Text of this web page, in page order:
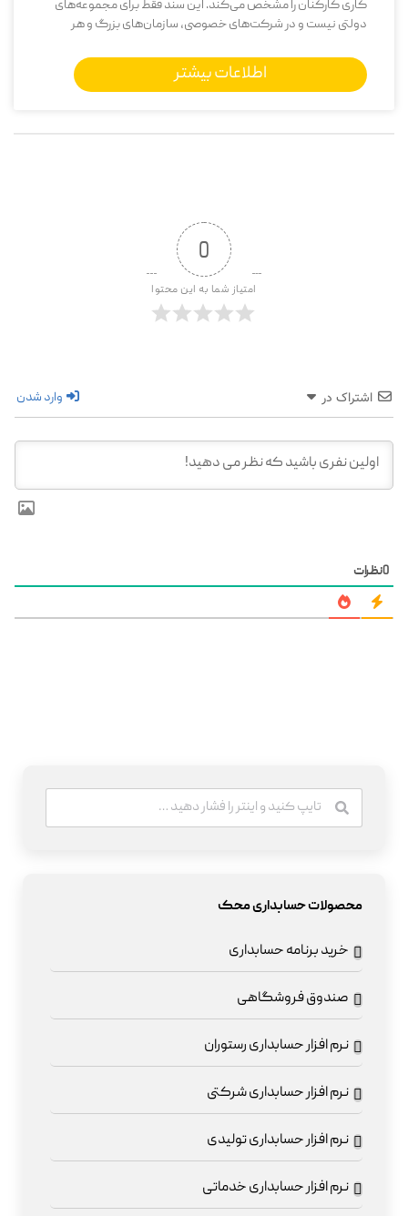
کاری کارکنان را مشخص می‌کند. این سند فقط برای مجموعه‌های
دولتی نیست و در شرکت‌های خصوصی، سازمان‌های بزرگ و هر
اطلاعات بیشتر
0
امتیاز شما به این محتوا
اشتراک در وارد شدن
0نظرات
محصولات حسابداری محک
خرید برنامه حسابداری
صندوق فروشگاهی
نرم افزار حسابداری رستوران
نرم افزار حسابداری شرکتی
نرم افزار حسابداری تولیدی
نرم افزار حسابداری خدماتی